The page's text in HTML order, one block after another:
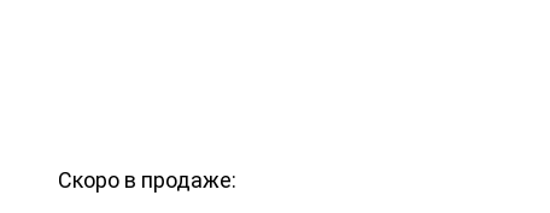
Скоро в продаже: